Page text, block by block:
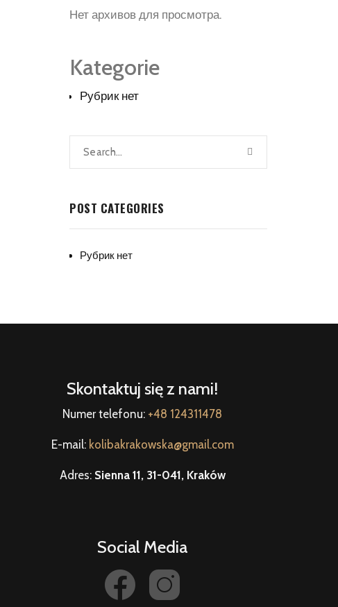
Нет архивов для просмотра.
Kategorie
Рубрик нет
POST CATEGORIES
Рубрик нет
Skontaktuj się z nami!
Numer telefonu: +48 124311478
E-mail: kolibakrakowska@gmail.com
Adres: Sienna 11, 31-041, Kraków
Social Media